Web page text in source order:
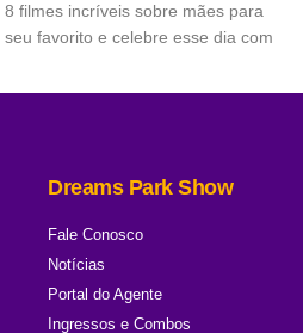
filmes incríveis sobre mães para
favorito e celebre esse dia com
Dreams Park Show
Fale Conosco
Notícias
Portal do Agente
Ingressos e Combos